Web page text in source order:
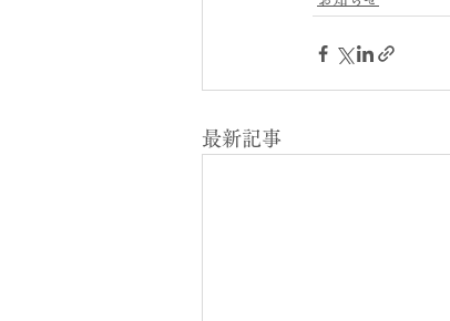
最新記事